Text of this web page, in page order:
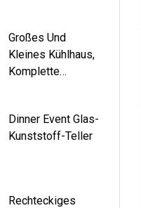
Malla Secado
Indoor Growtent
Net
Großes Und
Kleines Kühlhaus,
Komplette
Und Meeresfrüchte,
Gefrorenes, Schnell
Dinner Event Glas-
Kunststoff-Teller
Rechteckiges